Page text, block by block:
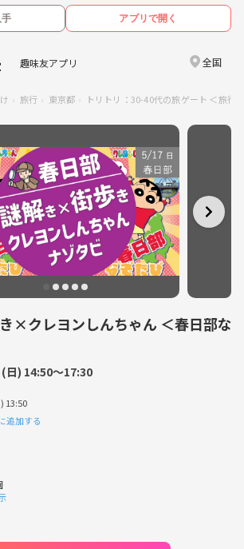
アプリで開く
趣味友アプリ 全国
旅行 東京都 トリトリ：30-40代の旅ゲート ＜旅行
×クレヨンしんちゃん ＜春日部な
日) 14:50〜17:30
13:50
追加する